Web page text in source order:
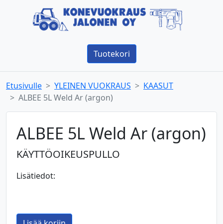
Tuotekori
Etusivulle YLEINEN VUOKRAUS
KAASUT
ALBEE 5L Weld Ar (argon)
ALBEE 5L Weld Ar (argon)
KÄYTTÖOIKEUSPULLO
Lisätiedot: